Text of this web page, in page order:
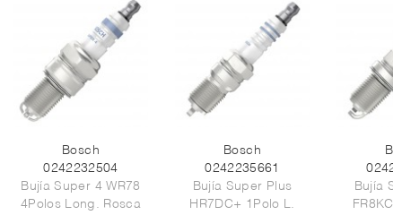
Bosch
0242232504
Bujía Super 4 WR78
4Polos Long. Rosca
Bosch
0242235661
Bujía Super Plus
HR7DC+ 1Polo L.
Bujía